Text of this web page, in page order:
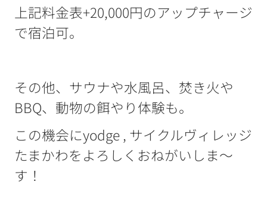
上記料金表+20,000円のアップチャージ
で宿泊可。
その他、サウナや水風呂、焚き火や
BBQ、動物の餌やり体験も。
この機会にyodge , サイクルヴィレッジ
たまかわをよろしくおねがいしま～
す！